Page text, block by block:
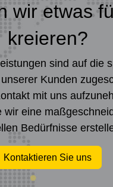
wir etwas
kreieren?
sind auf die
Kunden
mit uns
wir eine
Bedürfnisse
Kontaktieren Sie uns